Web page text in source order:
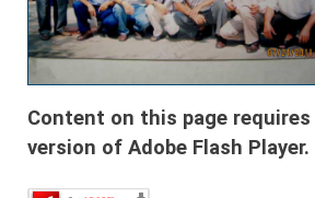
Content on this page requires
version of Adobe Flash Player.